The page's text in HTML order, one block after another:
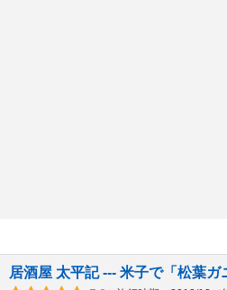
居酒屋 太平記 --- 米子で「松葉ガ